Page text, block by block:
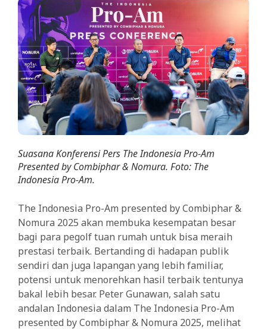
Suasana Konferensi Pers The Indonesia Pro-Am
Presented by Combiphar & Nomura. Foto: The
Indonesia Pro-Am.
The Indonesia Pro-Am presented by Combiphar &
Nomura 2025 akan membuka kesempatan besar
bagi para pegolf tuan rumah untuk bisa meraih
prestasi terbaik. Bertanding di hadapan publik
sendiri dan juga lapangan yang lebih familiar,
potensi untuk menorehkan hasil terbaik tentunya
bakal lebih besar. Peter Gunawan, salah satu
andalan Indonesia dalam The Indonesia Pro-Am
presented by Combiphar & Nomura 2025, melihat